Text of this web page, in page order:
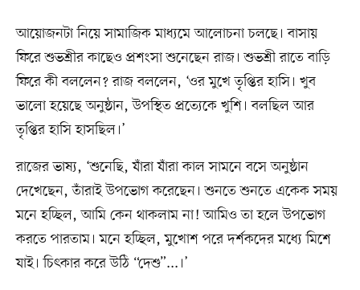
আয়োজনটা নিয়ে সামাজিক মাধ্যমে আলোচনা চলছে। বাসায়
ফিরে শুভশ্রীর কাছেও প্রশংসা শুনেছেন রাজ। শুভশ্রী রাতে বাড়ি
ফিরে কী বললেন? রাজ বললেন, ‘ওর মুখে তৃপ্তির হাসি। খুব
ভালো হয়েছে অনুষ্ঠান, উপস্থিত প্রত্যেকে খুশি। বলছিল আর
তৃপ্তির হাসি হাসছিল।’
রাজের ভাষ্য, ‘শুনেছি, যাঁরা যাঁরা কাল সামনে বসে অনুষ্ঠান
দেখেছেন, তাঁরাই উপভোগ করেছেন। শুনতে শুনতে একেক সময়
মনে হচ্ছিল, আমি কেন থাকলাম না! আমিও তা হলে উপভোগ
করতে পারতাম। মনে হচ্ছিল, মুখোশ পরে দর্শকদের মধ্যে মিশে
যাই। চিৎকার করে উঠি “দেশু”...।’